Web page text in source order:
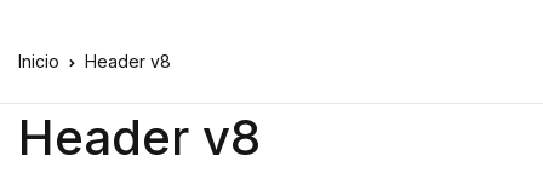
Inicio Header v8
Header v8